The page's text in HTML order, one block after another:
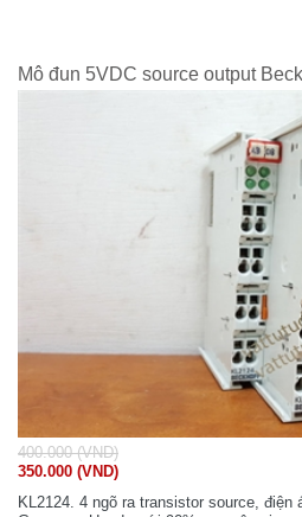
Mô đun 5VDC source output
400.000 (VND)
350.000 (VND)
KL2124. 4 ngõ ra transistor source,